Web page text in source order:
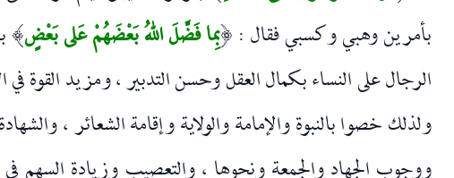
بأمرين وهبي وكسبي فقال : (بِما فَضَّلَ اللهُ بَعْضَهُمْ عَلى بَعْضٍ)
الرجال على النساء بكمال العقل وحسن التدبير ، ومزيد القوة
ولذلك خصوا بالنبوة والإمامة والولاية وإقامة الشعائر ،